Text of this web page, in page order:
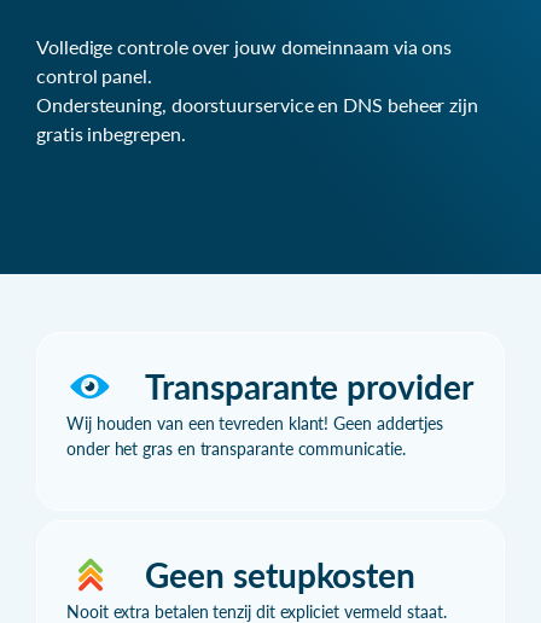
Volledige controle over jouw domeinnaam via ons
control panel.
Ondersteuning, doorstuurservice en DNS beheer zijn
gratis inbegrepen.
Transparante provider
Wij houden van een tevreden klant! Geen addertjes
onder het gras en transparante communicatie.
Geen setupkosten
Nooit extra betalen tenzij dit expliciet vermeld staat.